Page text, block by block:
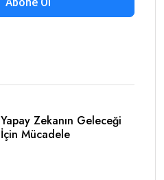
Yapay Zekanın Geleceği
İçin Mücadele